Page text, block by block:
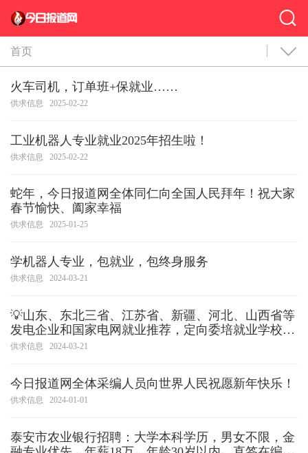
首页
火车司机，订单班+保就业……
供求信息 2025-02-22
工业机器人专业就业2025年招生啦！
供求信息 2025-02-22
蛇年，今日报道网全体同仁向全国人民拜年！祝大家
春节愉快、阖家幸福
供求信息 2025-01-25
学机器人专业，包就业，包终身服务
供求信息 2024-03-21
💡山东、东北三省、江苏省、新疆、河北、山西省等
发电企业和国家电网就业推荐，定向委培就业学校9
年义务免费跟踪调整服务
供求信息 2024-03-21
今日报道网全体采编人员向世界人民祝愿新年快乐！
供求信息 2024-01-01
泰安市农业银行招聘：大学本科学历，男女不限，金